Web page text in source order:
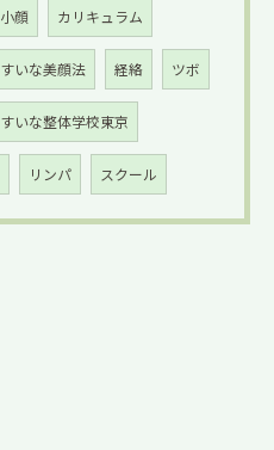
小顔 カリキュラム
すいな美顔法 経絡 ツボ
すいな整体学校東京
リンパ スクール